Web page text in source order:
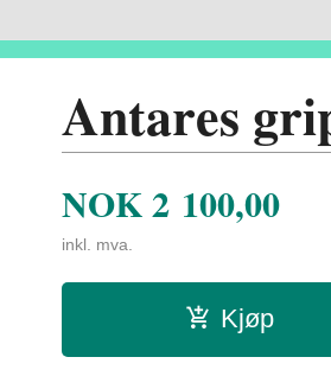
Antares
NOK2 100,00
inkl. mva.
Kjøp